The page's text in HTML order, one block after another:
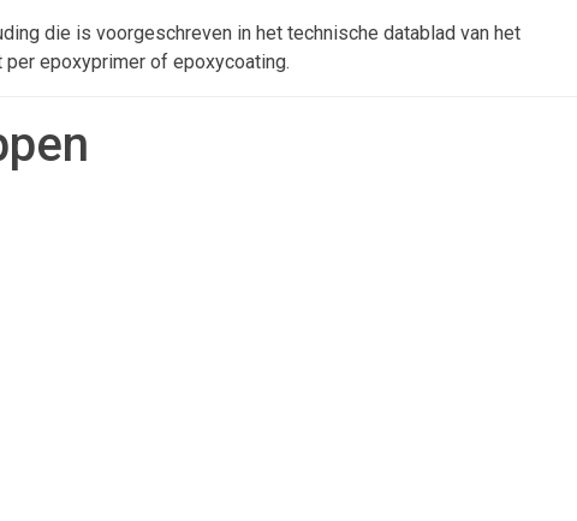
die is voorgeschreven in het technische datablad van het
epoxyprimer of epoxycoating.